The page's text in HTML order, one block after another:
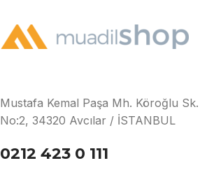
Mustafa Kemal Paşa Mh. Köroğlu Sk.
No:2, 34320 Avcılar / İSTANBUL
0212 423 0 111